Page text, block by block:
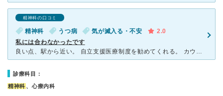
精神科の口コミ
精神科 うつ病 気が滅入る・不安
2.0
私には合わなかったです
良い点、駅から近い。 自立支援医療制度を勧めてくれる。 カウンセリングが安価。オンラインなので受けやすい。 非常に論理的、俯瞰的な説明をしてくれる。 合わなかった点、子供の発達障害についてはあま
診療科目：
精神科 、心療内科